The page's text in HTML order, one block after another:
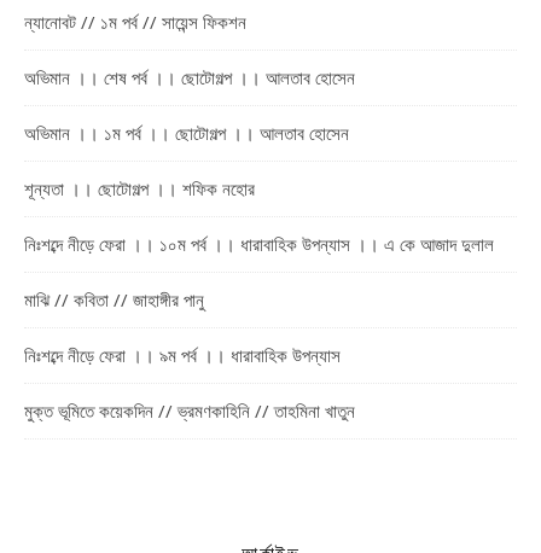
ন্যানোবট // ১ম পর্ব // সায়েন্স ফিকশন
অভিমান ।। শেষ পর্ব ।। ছোটোগল্প ।। আলতাব হোসেন
অভিমান ।। ১ম পর্ব ।। ছোটোগল্প ।। আলতাব হোসেন
শূন্যতা ।। ছোটোগল্প ।। শফিক নহোর
নিঃশব্দে নীড়ে ফেরা ।। ১০ম পর্ব ।। ধারাবাহিক উপন্যাস ।। এ কে আজাদ দুলাল
মাঝি // কবিতা // জাহাঙ্গীর পানু
নিঃশব্দে নীড়ে ফেরা ।। ৯ম পর্ব ।। ধারাবাহিক উপন্যাস
মুক্ত ভূমিতে কয়েকদিন // ভ্রমণকাহিনি // তাহমিনা খাতুন